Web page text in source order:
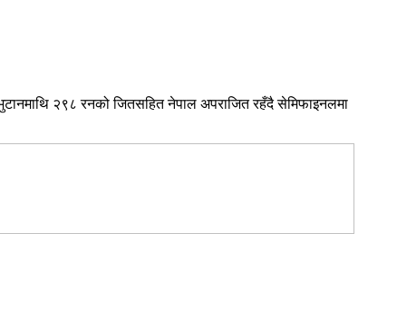
२९८ रनको जितसहित नेपाल अपराजित रहँदै सेमिफाइनलमा